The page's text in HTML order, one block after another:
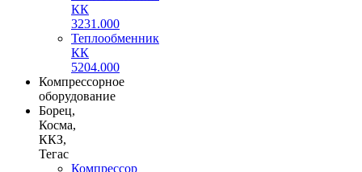
КК
3231.000
Теплообменник
КК
5204.000
Компрессорное
оборудование
Борец,
Косма,
ККЗ,
Тегас
Компрессор